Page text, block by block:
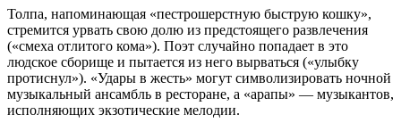
Толпа, напоминающая «пестрошерстную быструю кошку»,
стремится урвать свою долю из предстоящего развлечения
(«смеха отлитого кома»). Поэт случайно попадает в это
людское сборище и пытается из него вырваться («улыбку
протиснул»). «Удары в жесть» могут символизировать ночной
музыкальный ансамбль в ресторане, а «арапы» — музыкантов,
исполняющих экзотические мелодии.